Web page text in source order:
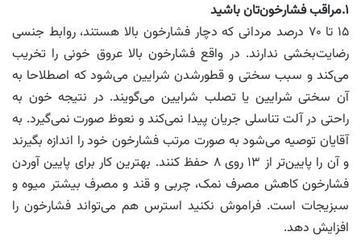
۱.مراقب فشارخون‌تان باشید
۱۵ تا ۷۰ درصد مردانی که دچار فشارخون بالا هستند، روابط جنسی
رضایت‌بخشی ندارند. در واقع فشارخون بالا عروق خونی را تخریب
می‌کند و سبب سختی و قطورشدن شرایین می‌شود که اصطلاحا به
آن سختی شرایین یا تصلب شرایین می‌گویند. در نتیجه خون به
راحتی در آلت تناسلی جریان پیدا نمی‌کند و نعوظ صورت نمی‌گیرد. به
آقایان توصیه می‌شود به صورت مرتب فشارخون خود را اندازه بگیرند
و آن را پایین‌تر از ۱۳ روی ۸ حفظ کنند. بهترین کار برای پایین آوردن
فشارخون کاهش مصرف نمک، چربی و قند و مصرف بیشتر میوه و
سبزیجات است. فراموش نکنید استرس هم می‌تواند فشارخون را
افزایش دهد.